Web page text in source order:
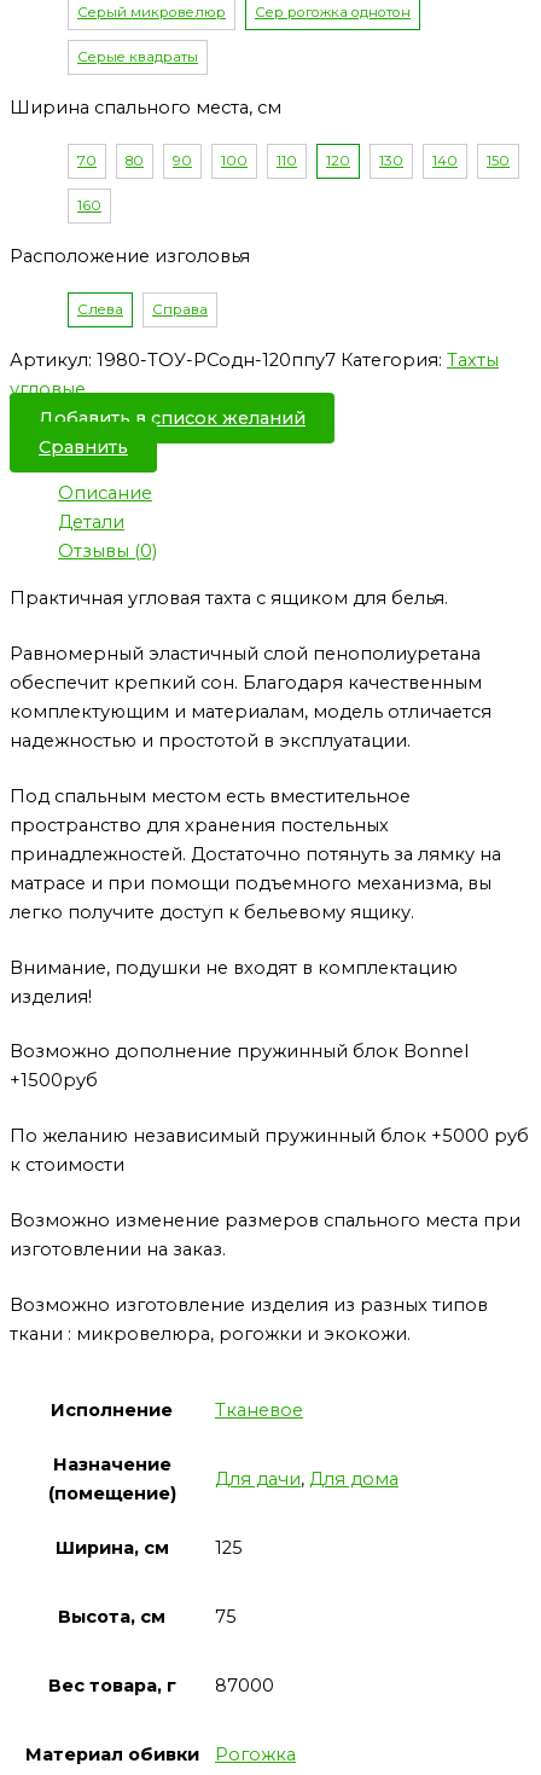
Серый микровелюр Сер рогожка однотон
Серые квадраты
Ширина спального места, см
70 80 90 100 110 120 130 140 150
160
Расположение изголовья
Слева Справа
Артикул: 1980-ТОУ-РСодн-120ппу7 Категория: Тахты
угловые
Добавить в список желаний
Сравнить
Описание
Детали
Отзывы (0)
Практичная угловая тахта с ящиком для белья.
Равномерный эластичный слой пенополиуретана
обеспечит крепкий сон. Благодаря качественным
комплектующим и материалам, модель отличается
надежностью и простотой в эксплуатации.
Под спальным местом есть вместительное
пространство для хранения постельных
принадлежностей. Достаточно потянуть за лямку на
матрасе и при помощи подъемного механизма, вы
легко получите доступ к бельевому ящику.
Внимание, подушки не входят в комплектацию
изделия!
Возможно дополнение пружинный блок Bonnel
+1500руб
По желанию независимый пружинный блок +5000 руб
к стоимости
Возможно изменение размеров спального места при
изготовлении на заказ.
Возможно изготовление изделия из разных типов
ткани : микровелюра, рогожки и экокожи.
Исполнение Тканевое
Назначение
(помещение)
Для дачи, Для дома
Ширина, см 125
Высота, см 75
Вес товара, г 87000
Материал обивки Рогожка